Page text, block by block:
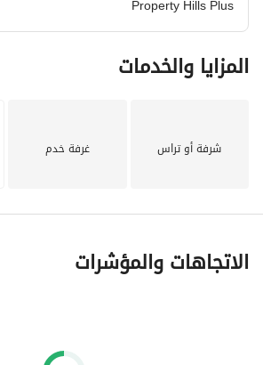
عقارات_فلل_استلام_فوري_ذااستيتس_سوديك
Property Hills Plus
المزايا والخدمات
شرفة أو تراس غرفة خدم
الاتجاهات والمؤشرات